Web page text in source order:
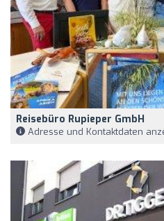
Reisebüro Rupieper GmbH
Adresse und Kontaktdaten